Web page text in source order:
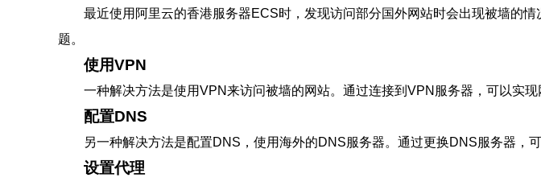
最近使用阿里云的香港服务器ECS时，发现访问部分国外网站时会出现被墙的
题。
使用VPN
一种解决方法是使用VPN来访问被墙的网站。通过连接到VPN服务器，可以实
配置DNS
另一种解决方法是配置DNS，使用海外的DNS服务器。通过更换DNS服务器，
设置代理